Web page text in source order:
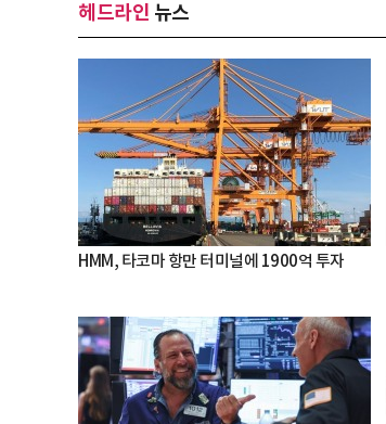
헤드라인 뉴스
HMM, 타코마 항만 터미널에 1900억 투자